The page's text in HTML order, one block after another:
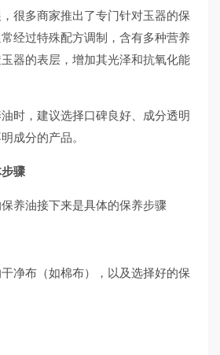
很多商家推出了专门针对玉器的保
经过特殊配方调制，含有多种营养
器的表层，增加其光泽和抗氧化能
时，建议选择口碑良好、成分透明
成分的产品。
骤
养油接下来是具体的保养步骤
净布（如棉布），以及选择好的保